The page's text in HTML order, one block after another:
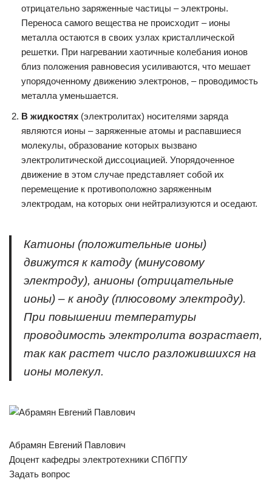
отрицательно заряженные частицы – электроны.
Переноса самого вещества не происходит – ионы
металла остаются в своих узлах кристаллической
решетки. При нагревании хаотичные колебания ионов
близ положения равновесия усиливаются, что мешает
упорядоченному движению электронов, – проводимость
металла уменьшается.
В жидкостях (электролитах) носителями заряда
являются ионы – заряженные атомы и распавшиеся
молекулы, образование которых вызвано
электролитической диссоциацией. Упорядоченное
движение в этом случае представляет собой их
перемещение к противоположно заряженным
электродам, на которых они нейтрализуются и оседают.
Катионы (положительные ионы)
движутся к катоду (минусовому
электроду), анионы (отрицательные
ионы) – к аноду (плюсовому электроду).
При повышении температуры
проводимость электролита возрастает,
так как растет число разложившихся на
ионы молекул.
Абрамян Евгений Павлович
Доцент кафедры электротехники СПбГПУ
Задать вопрос